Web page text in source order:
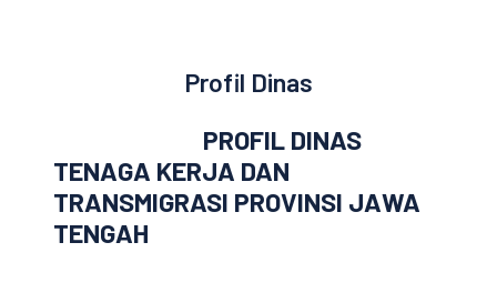
Profil Dinas
PROFIL DINAS
TENAGA KERJA DAN
TRANSMIGRASI PROVINSI JAWA
TENGAH